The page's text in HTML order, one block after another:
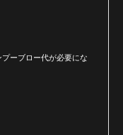
ーブロー代が必要にな